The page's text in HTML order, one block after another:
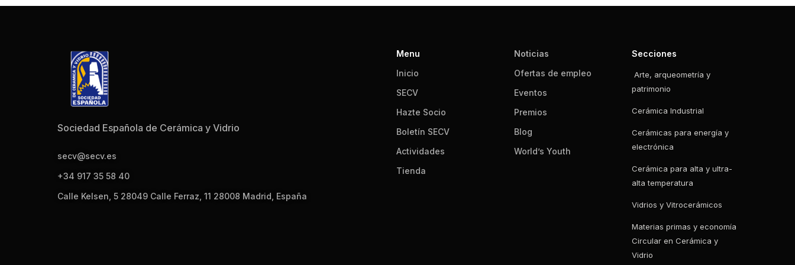
Sociedad Española de Cerámica y Vidrio
secv@secv.es
+34 917 35 58 40
Calle Kelsen, 5 28049 Calle Ferraz, 11 28008 Madrid, España
Menu
Inicio
SECV
Hazte Socio
Boletín SECV
Actividades
Tienda
Noticias
Ofertas de empleo
Eventos
Premios
Blog
World’s Youth
Secciones
Arte, arqueometría y
patrimonio
Cerámica Industrial
Cerámicas para energía y
electrónica
Cerámica para alta y ultra-
alta temperatura
Vidrios y Vitrocerámicos
Materias primas y economía
Circular en Cerámica y
Vidrio